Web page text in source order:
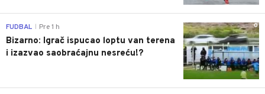
0
FUDBAL Pre 1 h
Bizarno: Igrač ispucao loptu van terena
i izazvao saobraćajnu nesreću!?